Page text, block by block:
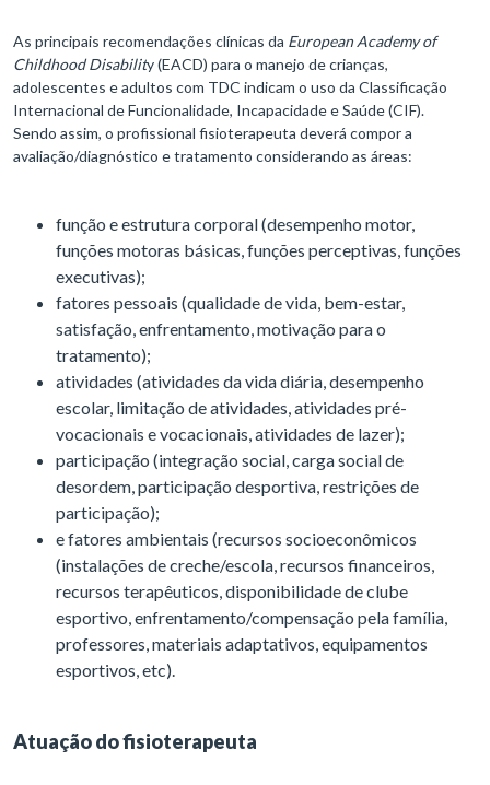
As principais recomendações clínicas da European Academy of
Childhood Disability (EACD) para o manejo de crianças,
adolescentes e adultos com TDC indicam o uso da Classificação
Internacional de Funcionalidade, Incapacidade e Saúde (CIF).
Sendo assim, o profissional fisioterapeuta deverá compor a
avaliação/diagnóstico e tratamento considerando as áreas:
função e estrutura corporal (desempenho motor,
funções motoras básicas, funções perceptivas, funções
executivas);
fatores pessoais (qualidade de vida, bem-estar,
satisfação, enfrentamento, motivação para o
tratamento);
atividades (atividades da vida diária, desempenho
escolar, limitação de atividades, atividades pré-
vocacionais e vocacionais, atividades de lazer);
participação (integração social, carga social de
desordem, participação desportiva, restrições de
participação);
e fatores ambientais (recursos socioeconômicos
(instalações de creche/escola, recursos financeiros,
recursos terapêuticos, disponibilidade de clube
esportivo, enfrentamento/compensação pela família,
professores, materiais adaptativos, equipamentos
esportivos, etc).
Atuação do fisioterapeuta